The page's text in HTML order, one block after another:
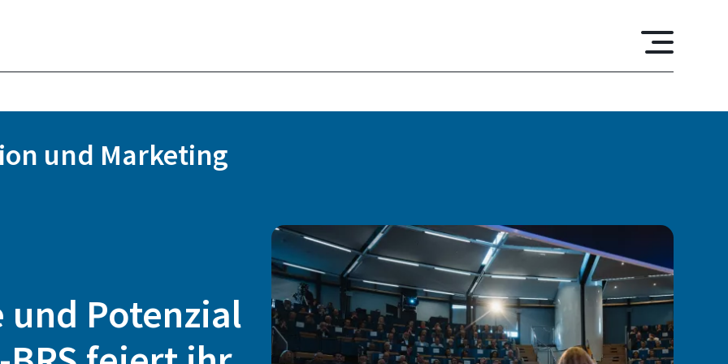
und Marketing
Potenzial